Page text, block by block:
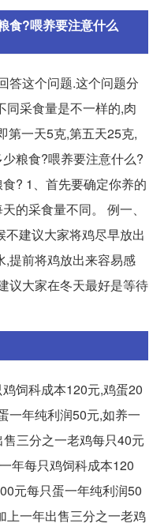
食?喂养要注意什么
答这个问题.这个问题分
同采食量是不一样的,肉
第一天5克,第五天25克,
粮食?喂养要注意什么?
? 1、首先要确定你养的
的采食量不同。 例一、
建议大家将鸡尽早放出
,提前将鸡放出来容易感
议大家在冬天最好是等待
饲科成本120元,鸡蛋20
一年纯利润50元,如养一
三分之一老鸡每只40元
年每只鸡饲科成本120
元每只蛋一年纯利润50
上一年出售三分之一老鸡